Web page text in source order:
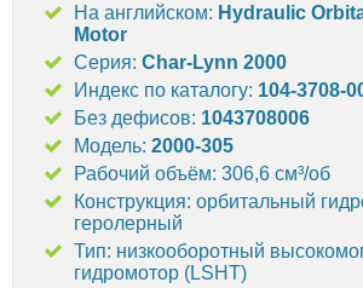
На английском: Hydraulic
Motor
Серия: Char-Lynn 2000
Индекс по каталогу: 104-3708-
Без дефисов: 1043708006
Модель: 2000-305
Рабочий объём: 306,6 см³/об
Конструкция: орбитальный
геролерный
Тип: низкооборотный
гидромотор (LSHT)